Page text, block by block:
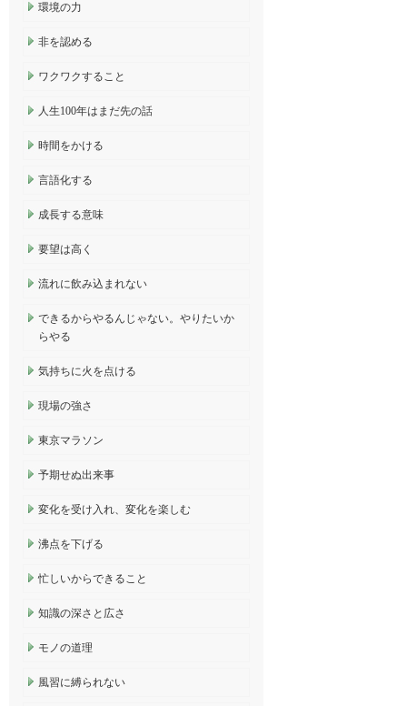
環境の力
非を認める
ワクワクすること
人生100年はまだ先の話
時間をかける
言語化する
成長する意味
要望は高く
流れに飲み込まれない
できるからやるんじゃない。やりたいか
らやる
気持ちに火を点ける
現場の強さ
東京マラソン
予期せぬ出来事
変化を受け入れ、変化を楽しむ
沸点を下げる
忙しいからできること
知識の深さと広さ
モノの道理
風習に縛られない